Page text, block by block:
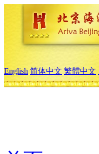
English 简体中文 繁體中文